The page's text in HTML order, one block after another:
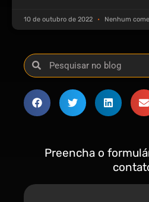
10 de outubro de 2022 Nenhum
Preencha o